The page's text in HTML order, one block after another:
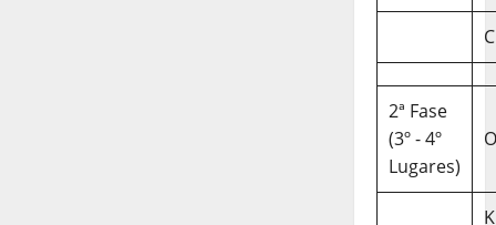
2ª Fase
(3º - 4º
Lugares)